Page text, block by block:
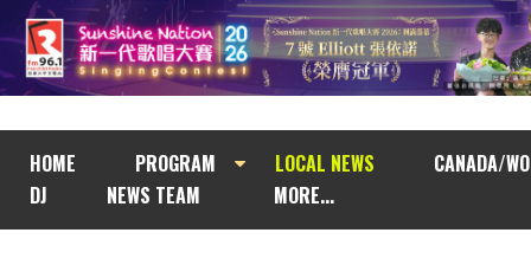
HOME PROGRAM LOCAL NEWS
CANADA/
DJ
NEWS TEAM MORE...